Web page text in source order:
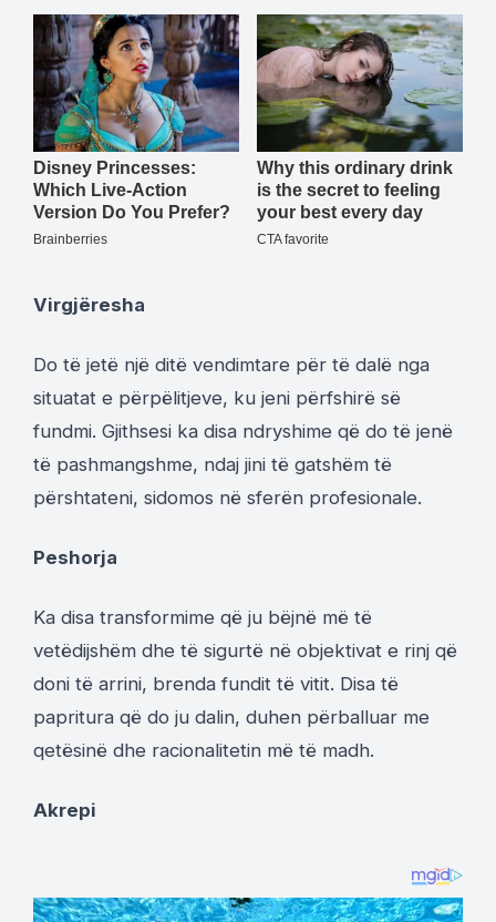
Virgjëresha
Do të jetë një ditë vendimtare për të dalë nga
situatat e përpëlitjeve, ku jeni përfshirë së
fundmi. Gjithsesi ka disa ndryshime që do të jenë
të pashmangshme, ndaj jini të gatshëm të
përshtateni, sidomos në sferën profesionale.
Peshorja
Ka disa transformime që ju bëjnë më të
vetëdijshëm dhe të sigurtë në objektivat e rinj që
doni të arrini, brenda fundit të vitit. Disa të
papritura që do ju dalin, duhen përballuar me
qetësinë dhe racionalitetin më të madh.
Akrepi